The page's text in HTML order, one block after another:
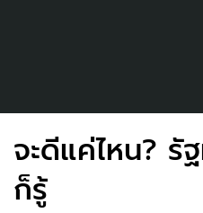
จะดีแค่ไหน? รั
ก็รู้